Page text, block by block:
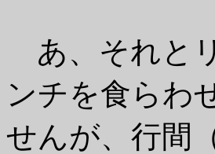
あ、それと
ンチを食らわ
せんが、行間